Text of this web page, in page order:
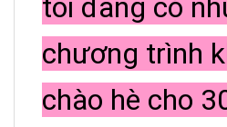
chương trình
chào hè cho